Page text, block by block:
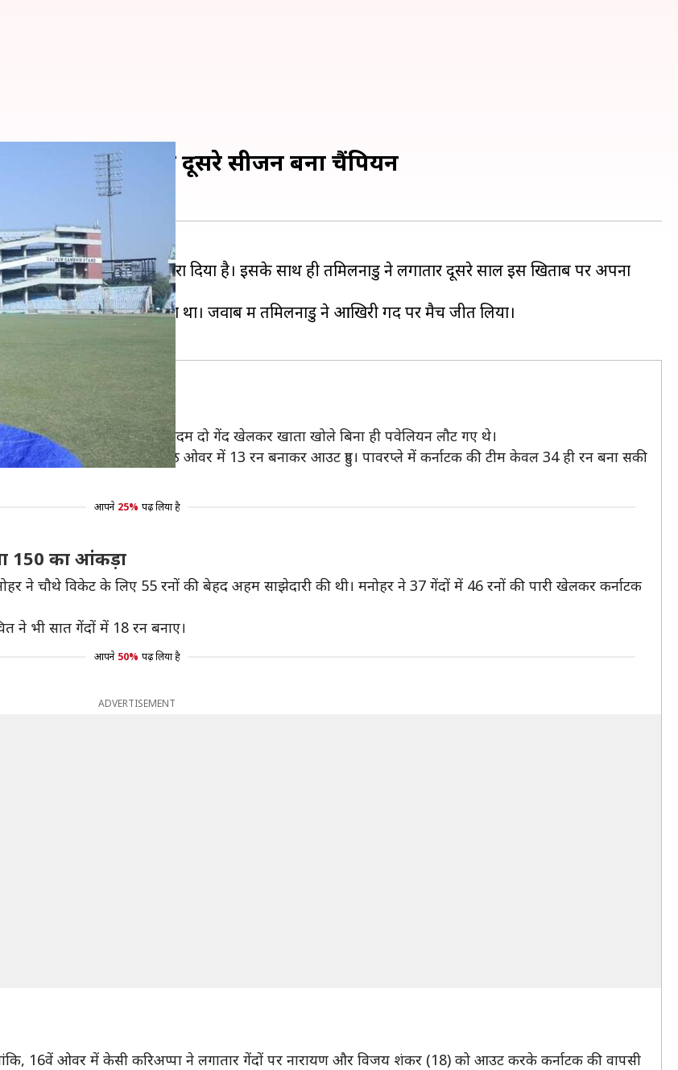
तमिलनाडु लगातार दूसरे सीजन बना चैंपियन
को चार विकेट से हरा दिया है। इसके साथ ही तमिलनाडु ने लगातार दूसरे साल इस खिताब पर अपना
7 का स्कोर खड़ा किया था। जवाब में तमिलनाडु ने आखिरी गेंद पर मैच जीत लिया।
शानदार फॉर्म में चल रहे रोहन कदम दो गेंद खेलकर खाता खोले बिना ही पवेलियन लौट गए थे।
कप्तान मनीष पाण्डेय भी छठे ओवर में 13 रन बनाकर आउट हुए। पावरप्ले में कर्नाटक की टीम केवल 34 ही रन बना सकी
आपने 25% पढ़ लिया है
150 का आंकड़ा
ने चौथे विकेट के लिए 55 रनों की बेहद अहम साझेदारी की थी। मनोहर ने 37 गेंदों में 46 रनों की पारी खेलकर कर्नाटक
ने भी सात गेंदों में 18 रन बनाए।
आपने 50% पढ़ लिया है
ADVERTISEMENT
16वें ओवर में केसी करिअप्पा ने लगातार गेंदों पर नारायण और विजय शंकर (18) को आउट करके कर्नाटक की वापसी